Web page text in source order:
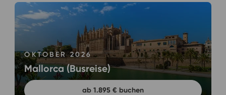
OKTOBER 2026
Mallorca (Busreise)
ab 1.895 € buchen